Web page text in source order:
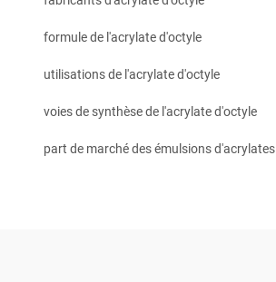
formule de l'acrylate d'octyle
utilisations de l'acrylate d'octyle
voies de synthèse de l'acrylate d'octyle
part de marché des émulsions d'acrylates